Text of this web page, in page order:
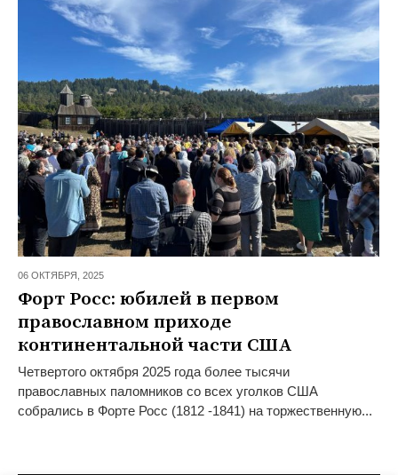
06 ОКТЯБРЯ, 2025
Форт Росс: юбилей в первом
православном приходе
континентальной части США
Четвертого октября 2025 года более тысячи
православных паломников со всех уголков США
собрались в Форте Росс (1812 -1841) на торжественную...